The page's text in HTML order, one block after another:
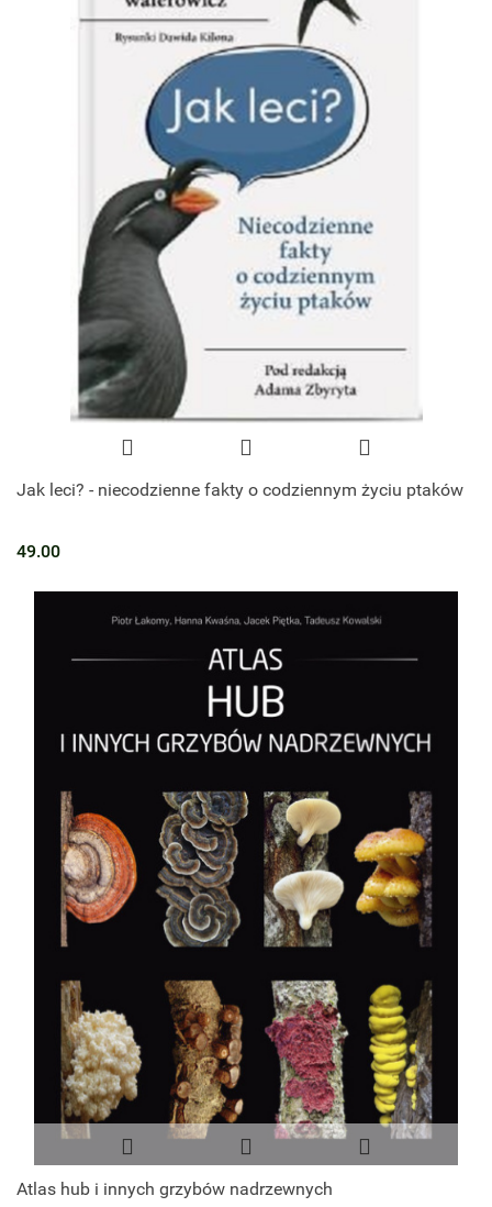
Jak leci? - niecodzienne fakty o codziennym życiu ptaków
49.00
Atlas hub i innych grzybów nadrzewnych